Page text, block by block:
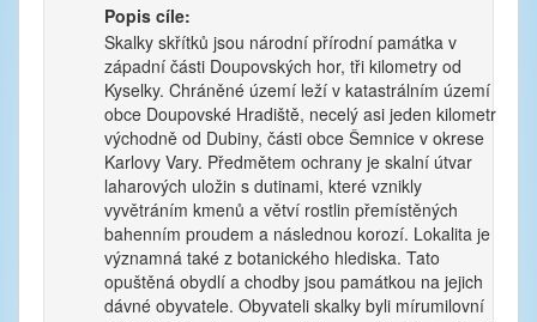
Popis cíle:
Skalky skřítků jsou národní přírodní památka v
západní části Doupovských hor, tři kilometry od
Kyselky. Chráněné území leží v katastrálním území
obce Doupovské Hradiště, necelý asi jeden kilometr
východně od Dubiny, části obce Šemnice v okrese
Karlovy Vary. Předmětem ochrany je skalní útvar
laharových uložin s dutinami, které vznikly
vyvětráním kmenů a větví rostlin přemístěných
bahenním proudem a následnou korozí. Lokalita je
významná také z botanického hlediska. Tato
opuštěná obydlí a chodby jsou památkou na jejich
dávné obyvatele. Obyvateli skalky byli mírumilovní